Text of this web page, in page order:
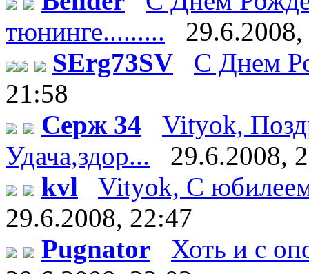
тюнинге.........
SErg73SV
С Днем
21:58
Серж 34
Vityok,
Удача,здор...
29.6.2008,
kvl
Vityok, С
29.6.2008, 22:47
Pugnator
Хоть и с